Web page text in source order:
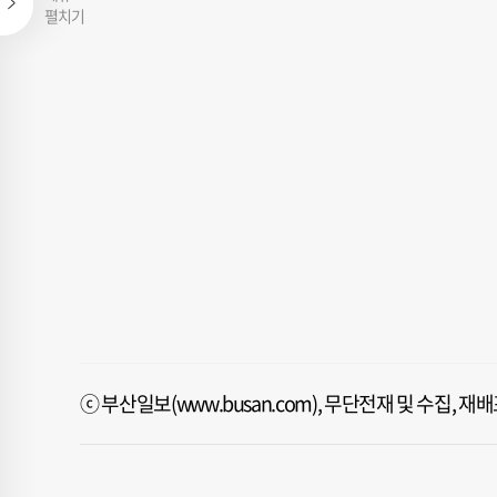
펼치기
ⓒ 부산일보(www.busan.com), 무단전재 및 수집, 재